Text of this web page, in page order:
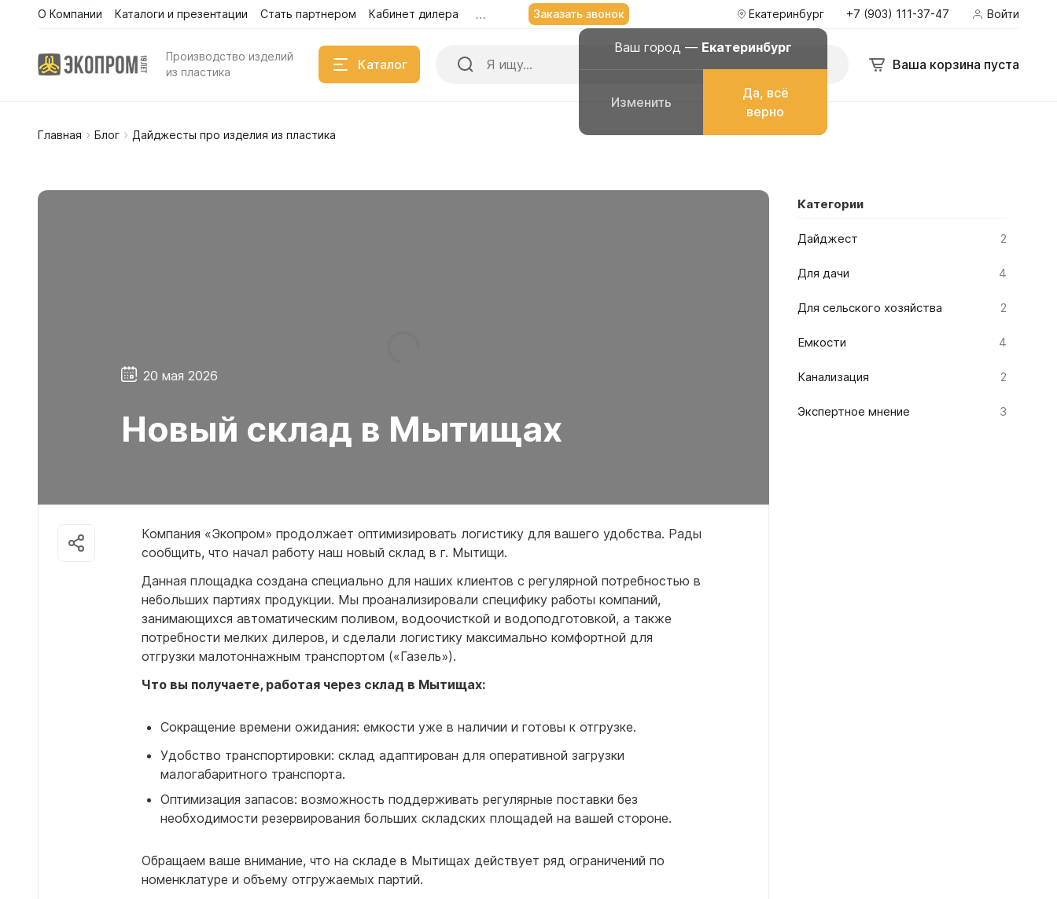
Заказать звонок Екатеринбург
Екатеринбург
Да, всё
+7 (903) 111-37-47 aromanova.promo-karta@yandex.ru Войти
Каталог
О Компании Каталоги и презентации Стать партнером Кабинет дилера Заказать звонок Екатеринбург
Ваш город — Екатеринбург
Изменить
Да, всё
верно
+7 (903) 111-37-47 Войти
Производство изделий
из пластика
Каталог Ваша корзина пуста
Емкости для воды
Емкости для воды 2500 литров
Емкости для воды 2000 литров
Емкости для воды 600 литров
Емкости для воды 500 литров
Емкости для воды 400 литров
Емкости для воды 300 литров
Емкости для воды 240 литров
Емкости для воды 200 литров
Емкости для воды 75 литров
Емкости для воды 50 литров
Емкости для дизельного топлива
Главная Блог Дайджесты про изделия из пластика
20 мая 2026
Новый склад в Мытищах
Компания «Экопром» продолжает оптимизировать логистику для вашего удобства. Рады
сообщить, что начал работу наш новый склад в г. Мытищи.
Данная площадка создана специально для наших клиентов с регулярной потребностью в
небольших партиях продукции. Мы проанализировали специфику работы компаний,
занимающихся автоматическим поливом, водоочисткой и водоподготовкой, а также
потребности мелких дилеров, и сделали логистику максимально комфортной для
отгрузки малотоннажным транспортом («Газель»).
Что вы получаете, работая через склад в Мытищах:
Сокращение времени ожидания: емкости уже в наличии и готовы к отгрузке.
Удобство транспортировки: склад адаптирован для оперативной загрузки
малогабаритного транспорта.
Оптимизация запасов: возможность поддерживать регулярные поставки без
необходимости резервирования больших складских площадей на вашей стороне.
Обращаем ваше внимание, что на складе в Мытищах действует ряд ограничений по
номенклатуре и объему отгружаемых партий.
Категории
Дайджест 2
Для дачи 4
Для сельского хозяйства 2
Емкости 4
Канализация 2
Экспертное мнение 3